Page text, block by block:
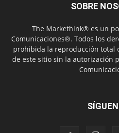
SOBRE
The Markethink® es un
Comunicaciones®. Todos los
prohibida la reproducción total
de este sitio sin la autorización